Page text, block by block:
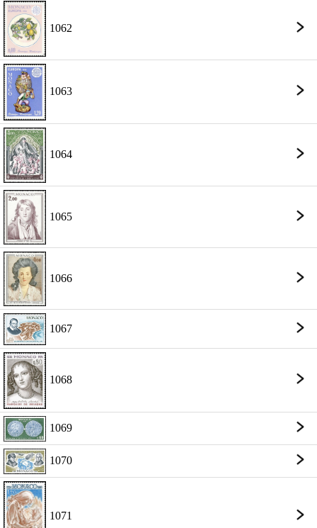
1062
1063
1064
1065
1066
1067
1068
1069
1070
1071